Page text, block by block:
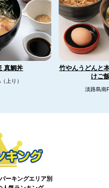
真鯛丼
上り）
竹やんうどんと
けご
淡路島南
ーキングエリア別